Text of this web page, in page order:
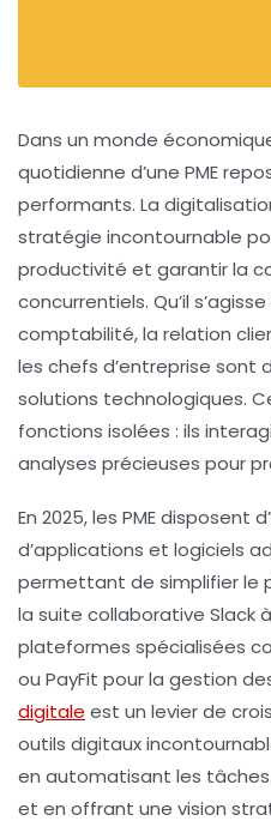
Dans un monde
quotidienne d’une PME
performants. La
stratégie incontournable
productivité et garantir la
concurrentiels. Qu’il
comptabilité, la relation
les chefs d’entreprise
solutions technologiques.
fonctions isolées : ils
analyses précieuses pour
En 2025, les PME
d’applications et logiciels
permettant de simplifier le
la suite collaborative Slack
plateformes spécialisées
ou PayFit pour la gestion
digitale est un levier de
outils digitaux
en automatisant les
et en offrant une vision